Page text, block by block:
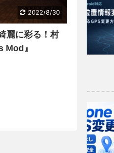
2022/8/30
麗に彩る！村
』